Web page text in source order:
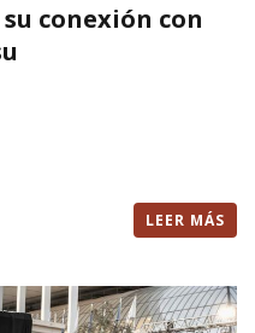
conexión con
LEER MÁS